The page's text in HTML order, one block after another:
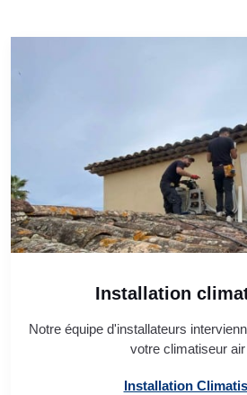
Installation
Notre équipe d'installateurs
votre climatiseur air
Installation